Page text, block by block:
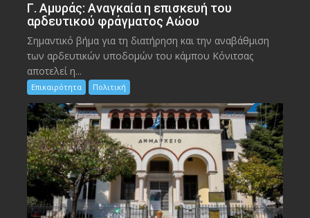
Γ. Αμυράς: Αναγκαία η επισκευή του
αρδευτικού φράγματος Αώου
Σημαντικό βήμα για τη διατήρηση και την αναβάθμιση
των αρδευτικών υποδομών του κάμπου Κόνιτσας
αποτελεί η...
Επικαιρότητα Πολιτική